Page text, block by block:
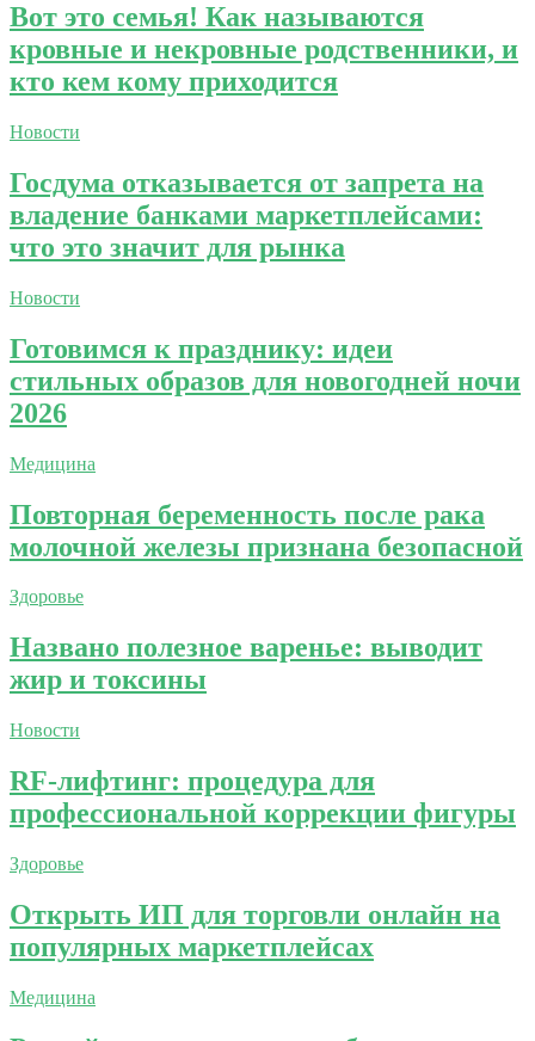
Вот это семья! Как называются
кровные и некровные родственники, и
кто кем кому приходится
Новости
Госдума отказывается от запрета на
владение банками маркетплейсами:
что это значит для рынка
Новости
Готовимся к празднику: идеи
стильных образов для новогодней ночи
2026
Медицина
Повторная беременность после рака
молочной железы признана безопасной
Здоровье
Названо полезное варенье: выводит
жир и токсины
Новости
RF-лифтинг: процедура для
профессиональной коррекции фигуры
Здоровье
Открыть ИП для торговли онлайн на
популярных маркетплейсах
Медицина